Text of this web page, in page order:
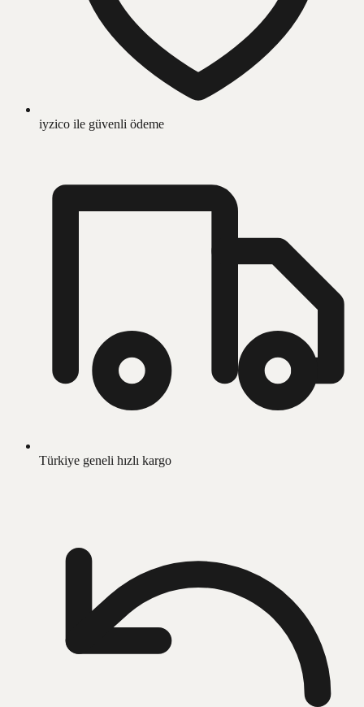
iyzico ile güvenli ödeme
Türkiye geneli hızlı kargo